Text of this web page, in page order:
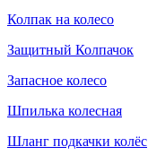
Колпак на колесо
Защитный Колпачок
Запасное колесо
Шпилька колесная
Шланг подкачки колёс